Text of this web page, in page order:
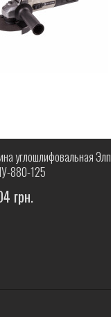
углошлифовальная
880-125
грн.